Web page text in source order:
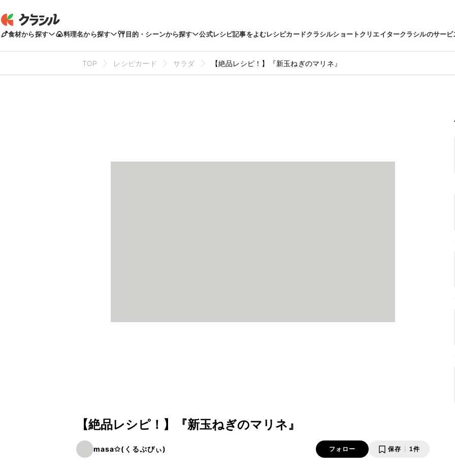
食材から探す 料理名から探す 目的・シーンから探す 公式レシピ記事をよむレシピカードクラシルショートクリエイタークラシルのサービ
TOP レシピカード サラダ 【絶品レシピ！】『新玉ねぎのマリネ』
【絶品レシピ！】『新玉ねぎのマリネ』
masa✩(くるぷぴぃ) フォロー 保存 1件